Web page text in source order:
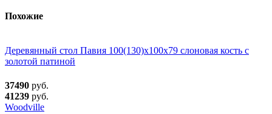
Похожие
Деревянный стол Павия 100(130)х100х79 слоновая кость с
золотой патиной
37490 руб.
41239 руб.
Woodville